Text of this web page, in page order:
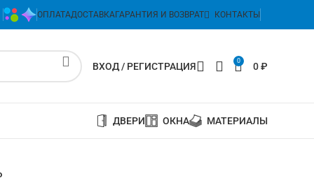
ОПЛАТАДОСТАВКАГАРАНТИЯ И ВОЗВРАТ КОНТАКТЫ
ВХОД / РЕГИСТРАЦИЯ 0 0₽
ДВЕРИ ОКНА МАТЕРИАЛЫ